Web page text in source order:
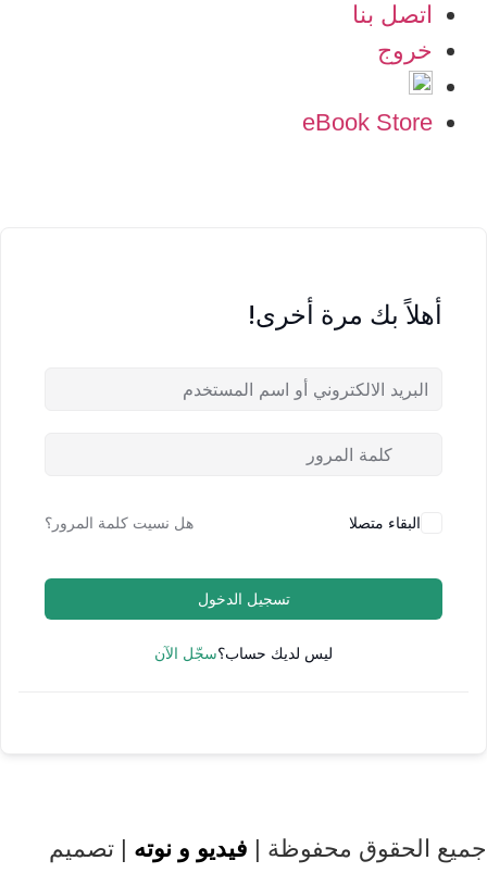
اتصل بنا
خروج
eBook Store
أهلاً بك مرة أخرى!
البقاء متصلا هل نسيت كلمة المرور؟
تسجيل الدخول
ليس لديك حساب؟سجّل الآن
جميع الحقوق محفوظة | فيديو و نوته | تصميم